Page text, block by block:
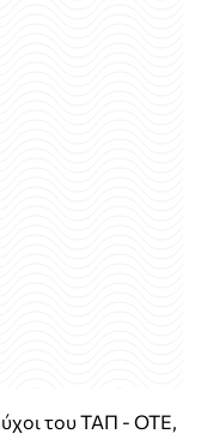
του ΤΑΠ - ΟΤΕ,